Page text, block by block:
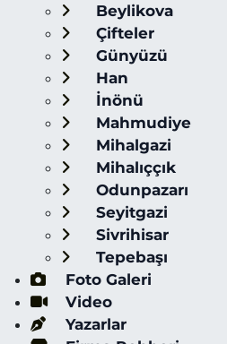
Beylikova
Çifteler
Günyüzü
Han
İnönü
Mahmudiye
Mihalgazi
Mihalıççık
Odunpazarı
Seyitgazi
Sivrihisar
Tepebaşı
Foto Galeri
Video
Yazarlar